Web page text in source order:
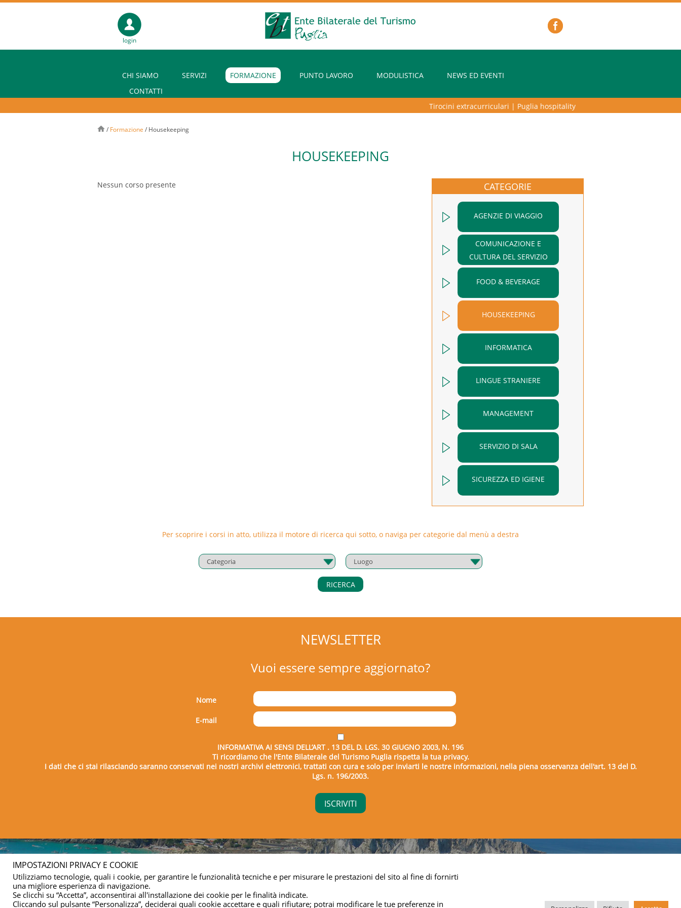
login
CHI SIAMO SERVIZI FORMAZIONE PUNTO LAVORO MODULISTICA
NEWS ED EVENTI
CONTATTI
Tirocini extracurriculari|Puglia hospitality lab – programma di alta
/ Formazione / Housekeeping
HOUSEKEEPING
Nessun corso presente CATEGORIE
AGENZIE DI VIAGGIO
COMUNICAZIONE E
CULTURA DEL SERVIZIO
FOOD & BEVERAGE
HOUSEKEEPING
INFORMATICA
LINGUE STRANIERE
MANAGEMENT
SERVIZIO DI SALA
SICUREZZA ED IGIENE
Per scoprire i corsi in atto, utilizza il motore di ricerca qui sotto, o naviga per categorie dal menù a destra
RICERCA
NEWSLETTER
Vuoi essere sempre aggiornato?
Nome
E-mail
INFORMATIVA AI SENSI DELL’ART . 13 DEL D. LGS. 30 GIUGNO 2003, N. 196
Ti ricordiamo che l'Ente Bilaterale del Turismo Puglia rispetta la tua privacy.
I dati che ci stai rilasciando saranno conservati nei nostri archivi elettronici, trattati con cura e solo per inviarti le nostre informazioni, nella piena osservanza dell'art. 13 del D.
Lgs. n. 196/2003.
Privacy & cookie
IMPOSTAZIONI PRIVACY E COOKIE
Utilizziamo tecnologie, quali i cookie, per garantire le funzionalità tecniche e per misurare le prestazioni del sito al fine di fornirti
una migliore esperienza di navigazione.
Se clicchi su “Accetta”, acconsentirai all'installazione dei cookie per le finalità indicate.
Cliccando sul pulsante “Personalizza”, deciderai quali cookie accettare e quali rifiutare; potrai modificare le tue preferenze in